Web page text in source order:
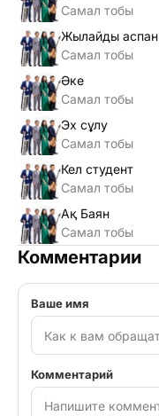
Самал тобы
Жылайды аспан
Самал тобы
Әке
Самал тобы
Эх сұлу
Самал тобы
Кел студент
Самал тобы
Ақ Баян
Самал тобы
Комментарии
Ваше имя
Комментарий